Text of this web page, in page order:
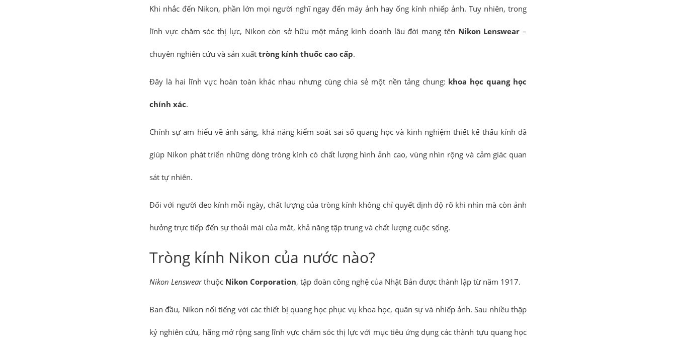
Khi nhắc đến Nikon, phần lớn mọi người nghĩ ngay đến máy ảnh hay ống kính nhiếp ảnh. Tuy nhiên, trong
lĩnh vực chăm sóc thị lực, Nikon còn sở hữu một mảng kinh doanh lâu đời mang tên Nikon Lenswear –
chuyên nghiên cứu và sản xuất tròng kính thuốc cao cấp.
Đây là hai lĩnh vực hoàn toàn khác nhau nhưng cùng chia sẻ một nền tảng chung: khoa học quang học
chính xác.
Chính sự am hiểu về ánh sáng, khả năng kiểm soát sai số quang học và kinh nghiệm thiết kế thấu kính đã
giúp Nikon phát triển những dòng tròng kính có chất lượng hình ảnh cao, vùng nhìn rộng và cảm giác quan
sát tự nhiên.
Đối với người đeo kính mỗi ngày, chất lượng của tròng kính không chỉ quyết định độ rõ khi nhìn mà còn ảnh
hưởng trực tiếp đến sự thoải mái của mắt, khả năng tập trung và chất lượng cuộc sống.
Tròng kính Nikon của nước nào?
Nikon Lenswearthuộc Nikon Corporation, tập đoàn công nghệ của Nhật Bản được thành lập từ năm 1917.
Ban đầu, Nikon nổi tiếng với các thiết bị quang học phục vụ khoa học, quân sự và nhiếp ảnh. Sau nhiều thập
kỷ nghiên cứu, hãng mở rộng sang lĩnh vực chăm sóc thị lực với mục tiêu ứng dụng các thành tựu quang học